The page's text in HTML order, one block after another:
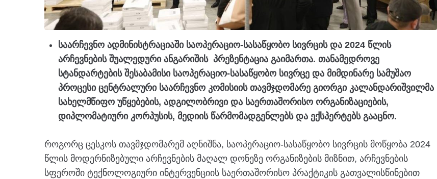
საარჩევნო ადმინისტრაციაში საოპერაციო-სასაწყობო სივრცის და 2024 წლის
არჩევნების შუალედური ანგარიშის პრეზენტაცია გაიმართა. თანამედროვე
სტანდარტების შესაბამისი საოპერაციო-სასაწყობო სივრცე და მიმდინარე სამუშაო
პროცესი ცენტრალური საარჩევნო კომისიის თავმჯდომარე გიორგი კალანდარიშვილმა
სახელმწიფო უწყებების, ადგილობრივი და საერთაშორისო ორგანიზაციების,
დიპლომატიური კორპუსის, მედიის წარმომადგენლებს და ექსპერტებს გააცნო.
როგორც ცესკოს თავმჯდომარემ აღნიშნა, საოპერაციო-სასაწყობო სივრცის მოწყობა 2024
წლის მოდერნიზებული არჩევნების მაღალ დონეზე ორგანიზების მიზნით, არჩევნების
სფეროში ტექნოლოგიური ინტერვენციის საერთაშორისო პრაქტიკის გათვალისწინებით